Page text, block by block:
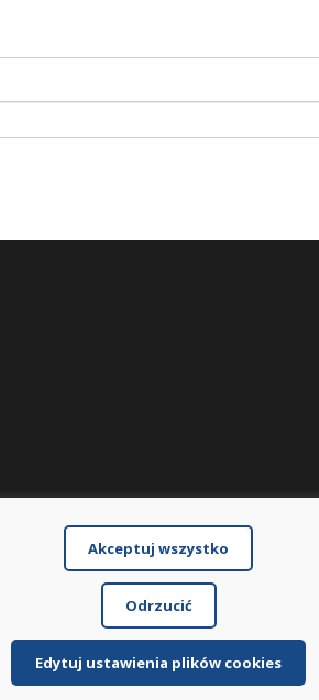
Akceptuj wszystko
Odrzucić
Edytuj ustawienia plików cookies